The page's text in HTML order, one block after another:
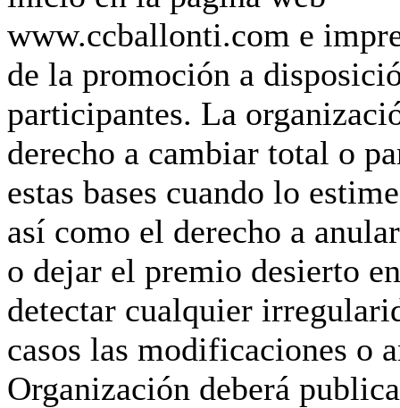
www.ccballonti.com e
de la promoción a
participantes. La
derecho a cambiar total o
estas bases cuando lo
así como el derecho a
o dejar el premio desierto
detectar cualquier
casos las modificaciones o
Organización deberá